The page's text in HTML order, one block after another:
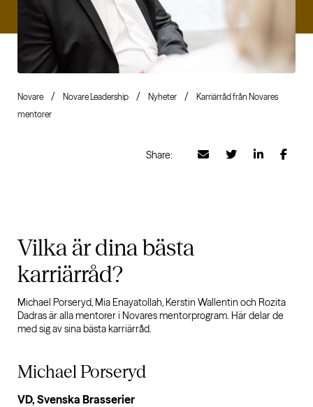
Novare Novare Leadership Nyheter
Karriärråd från Novares
mentorer
Share:
Vilka är dina bästa
karriärråd?
Michael Porseryd, Mia Enayatollah, Kerstin Wallentin och Rozita
Dadras är alla mentorer i Novares mentorprogram. Här delar de
med sig av sina bästa karriärråd.
Michael Porseryd
VD, Svenska Brasserier